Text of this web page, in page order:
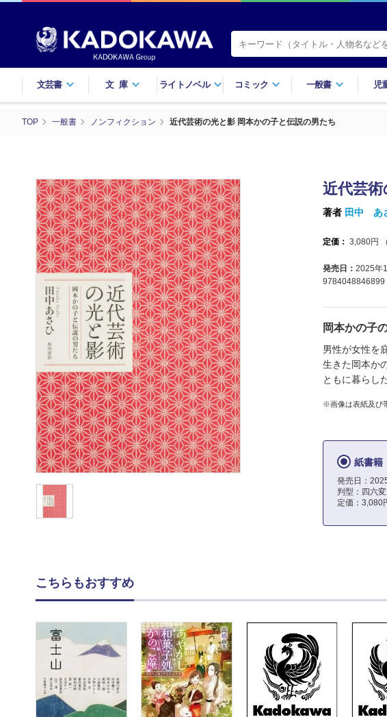
文芸書 文庫 ライトノベル コミック 一般書 児
TOP 一般書 ノンフィクション 近代芸術の光と影 岡本かの子と伝説の男たち
近代芸
著者 田中 あ
定価： 3,080円
発売日： 2025年
9784048846899
岡本かの子
男性が女性を
生きた岡本か
ともに暮らし
※画像は表紙及び
紙書籍
発売日：
判型：四六
定価：3,080
こちらもおすすめ